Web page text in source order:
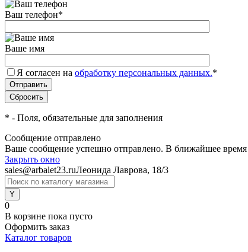
Ваш телефон*
Ваше имя
Я согласен на обработку персональных данных.*
* - Поля, обязательные для заполнения
Сообщение отправлено
Ваше сообщение успешно отправлено. В ближайшее
Закрыть окно
sales@arbalet23.ruЛеонида Лаврова, 18/3
0
В корзине пока пусто
Оформить заказ
Каталог товаров